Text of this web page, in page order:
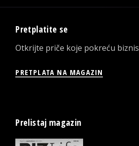
Pretplatite se
Otkrijte priče koje pokreću biznis
PRETPLATA NA MAGAZIN
Prelistaj magazin